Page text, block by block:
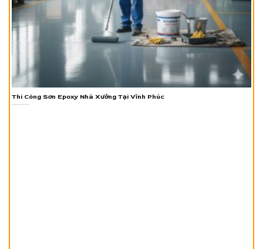
Thi Công Sơn Epoxy Nhà Xưởng Tại Vĩnh Phúc